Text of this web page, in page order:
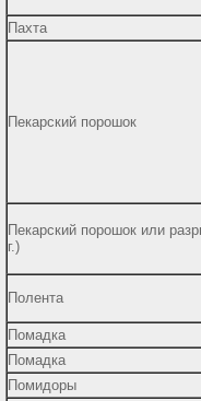
Пахта
Пекарский порошок
Пекарский порошок или
г.)
Полента
Помадка
Помадка
Помидоры